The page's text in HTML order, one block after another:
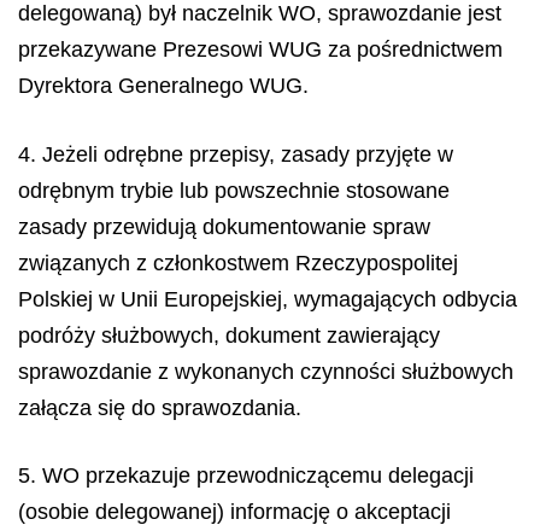
delegowaną) był naczelnik WO, sprawozdanie jest
przekazywane Prezesowi WUG za pośrednictwem
Dyrektora Generalnego WUG.
4. Jeżeli odrębne przepisy, zasady przyjęte w
odrębnym trybie lub powszechnie stosowane
zasady przewidują dokumentowanie spraw
związanych z członkostwem Rzeczypospolitej
Polskiej w Unii Europejskiej, wymagających odbycia
podróży służbowych, dokument zawierający
sprawozdanie z wykonanych czynności służbowych
załącza się do sprawozdania.
5. WO przekazuje przewodniczącemu delegacji
(osobie delegowanej) informację o akceptacji